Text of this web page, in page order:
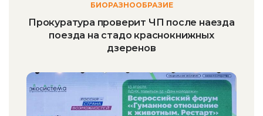
БИОРАЗНООБРАЗИЕ
Прокуратура проверит ЧП после наезда
поезда на стадо краснокнижных
дзеренов